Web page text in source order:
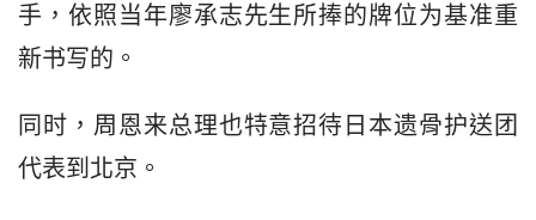
手，依照当年廖承志先生所捧的牌位为基准重
新书写的。
同时，周恩来总理也特意招待日本遗骨护送团
代表到北京。